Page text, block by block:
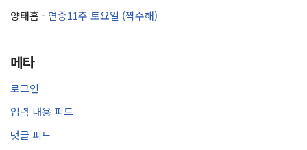
양태흠 - 연중11주 토요일 (짝수해)
메타
로그인
입력 내용 피드
댓글 피드